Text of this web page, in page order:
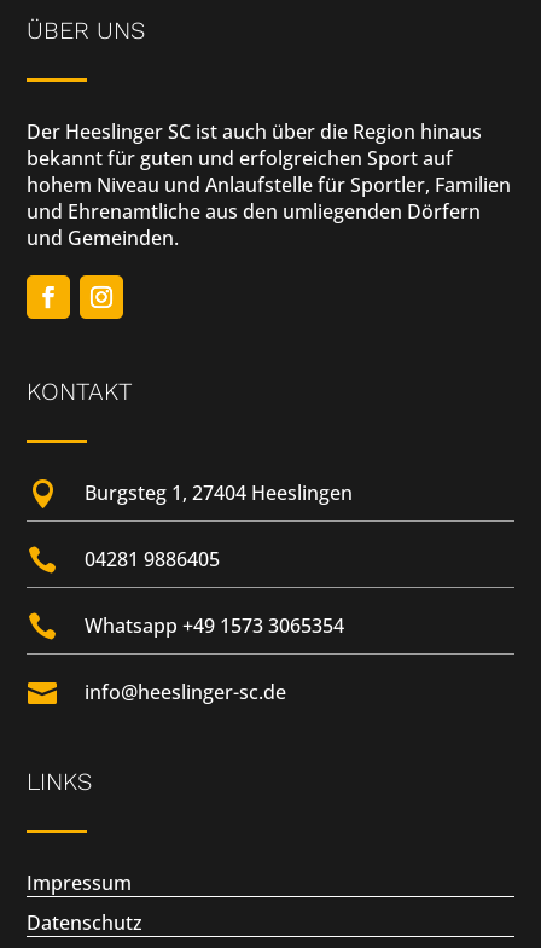
ÜBER UNS
Der Heeslinger SC ist auch über die Region hinaus
bekannt für guten und erfolgreichen Sport auf
hohem Niveau und Anlaufstelle für Sportler, Familien
und Ehrenamtliche aus den umliegenden Dörfern
und Gemeinden.
KONTAKT
 Burgsteg 1, 27404 Heeslingen
 04281 9886405
 Whatsapp +49 1573 3065354
 info@heeslinger-sc.de
LINKS
Impressum
Datenschutz